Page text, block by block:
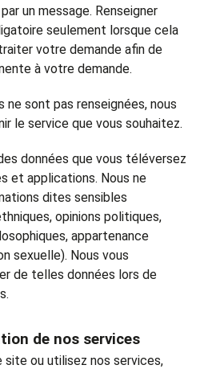
un message. Renseigner
seulement lorsque cela
votre demande afin de
à votre demande.
ne sont pas renseignées, nous
le service que vous souhaitez.
données que vous téléversez
et applications. Nous ne
dites sensibles
opinions politiques,
appartenance
sexuelle). Nous vous
de telles données lors de
de nos services
ou utilisez nos services,